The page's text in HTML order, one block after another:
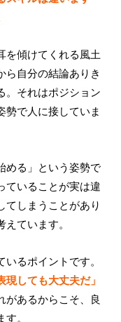
を傾けてくれる風土
ら自分の結論ありき
。それはポジション
勢で人に接していま
める」という姿勢で
ていることが実は違
てしまうことがあり
ています。
るポイントです。
現しても大丈夫だ」
があるからこそ、良
。